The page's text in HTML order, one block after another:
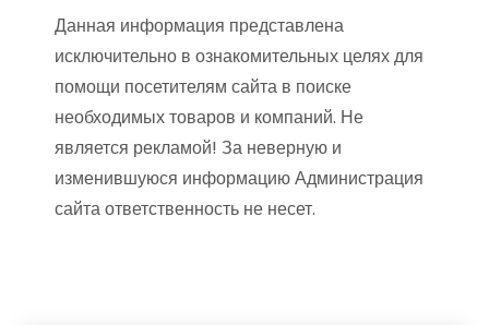
Данная информация представлена
исключительно в ознакомительных целях для
помощи посетителям сайта в поиске
необходимых товаров и компаний. Не
является рекламой! За неверную и
изменившуюся информацию Администрация
сайта ответственность не несет.